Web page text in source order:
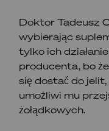
Doktor Tadeusz
wybierając
tylko ich
producenta, bo
się dostać do
umożliwi mu
żołądkowych.